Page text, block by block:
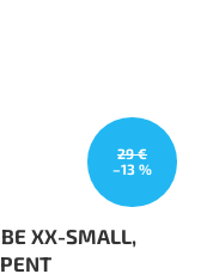
29 €
–13 %
XX-SMALL,